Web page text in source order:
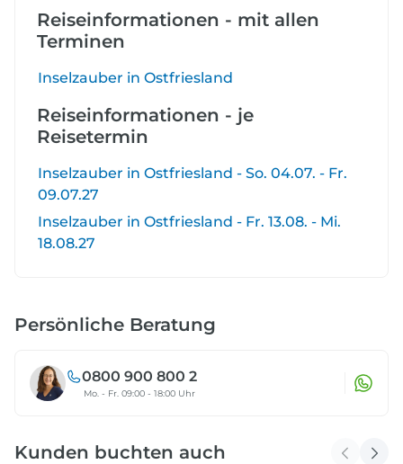
Reiseinformationen - mit allen
Terminen
Inselzauber in Ostfriesland
Reiseinformationen - je
Reisetermin
Inselzauber in Ostfriesland - So. 04.07. - Fr.
09.07.27
Inselzauber in Ostfriesland - Fr. 13.08. - Mi.
18.08.27
Persönliche Beratung
0800 900 800 2
Mo. - Fr. 09:00 - 18:00 Uhr
Kunden buchten auch